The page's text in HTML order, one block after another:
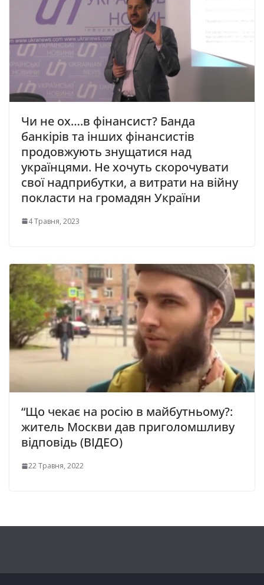
Чи не ох….в фінансист? Банда
банкірів та інших фінансистів
продовжують знущатися над
українцями. Не хочуть скорочувати
свої надприбутки, а витрати на війну
покласти на громадян України
4 Травня, 2023
“Що чекає на росію в майбутньому?:
житель Москви дав приголомшливу
відповідь (ВІДЕО)
22 Травня, 2022